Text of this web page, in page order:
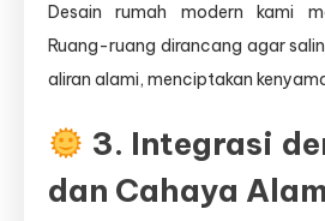
Desain rumah modern kami
Ruang-ruang dirancang agar
aliran alami, menciptakan
3. Integrasi
dan Cahaya